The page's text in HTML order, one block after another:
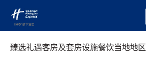
臻选礼遇客房及套房设施餐饮当地地区